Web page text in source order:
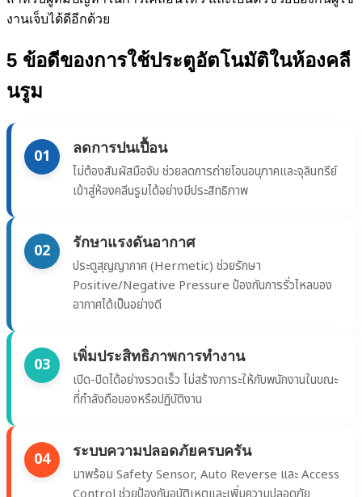
งานเจ็บได้ดีอีกด้วย
5 ข้อดีของการใช้ประตูอัตโนมัติในห้องคลี
นรูม
01 ลดการปนเปื้อน
ไม่ต้องสัมผัสมือจับ ช่วยลดการถ่ายโอนอนุภาคและจุลินทรีย์
เข้าสู่ห้องคลีนรูมได้อย่างมีประสิทธิภาพ
02 รักษาแรงดันอากาศ
ประตูสุญญากาศ (Hermetic) ช่วยรักษา
Positive/Negative Pressure ป้องกันการรั่วไหลของ
อากาศได้เป็นอย่างดี
03 เพิ่มประสิทธิภาพการทำงาน
เปิด-ปิดได้อย่างรวดเร็ว ไม่สร้างภาระให้กับพนักงานในขณะ
ที่กำลังถือของหรือปฏิบัติงาน
04 ระบบความปลอดภัยครบครัน
มาพร้อม Safety Sensor, Auto Reverse และ Access